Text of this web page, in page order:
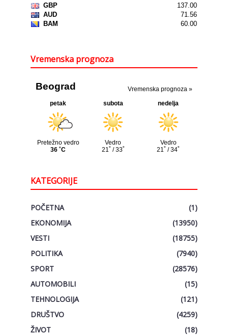
Vremenska prognoza
KATEGORIJE
POČETNA
(1)
EKONOMIJA
(13950)
VESTI
(18755)
POLITIKA
(7940)
SPORT
(28576)
AUTOMOBILI
(15)
TEHNOLOGIJA
(121)
DRUŠTVO
(4259)
ŽIVOT
(18)